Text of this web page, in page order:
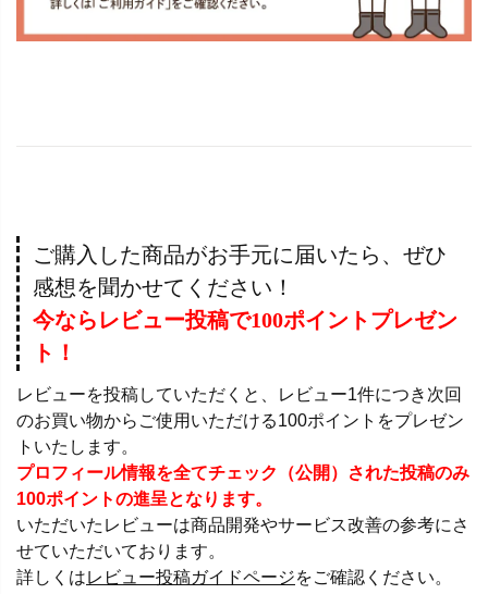
ご購入した商品がお手元に届いたら、ぜひ
感想を聞かせてください！
今ならレビュー投稿で100ポイントプレゼン
ト！
レビューを投稿していただくと、レビュー1件につき次回
のお買い物からご使用いただける100ポイントをプレゼン
トいたします。
プロフィール情報を全てチェック（公開）された投稿のみ
100ポイントの進呈となります。
いただいたレビューは商品開発やサービス改善の参考にさ
せていただいております。
詳しくはレビュー投稿ガイドページをご確認ください。